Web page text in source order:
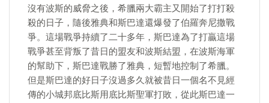
沒有波斯的威脅之後，希臘兩大霸主又開始了打打殺
殺的日子，隨後雅典和斯巴達還爆發了伯羅奔尼撒戰
爭。這場戰爭持續了二十多年，斯巴達為了打贏這場
戰爭甚至背叛了昔日的盟友和波斯結盟，在波斯海軍
的幫助下，斯巴達戰勝了雅典，短暫地控制了希臘。
但是斯巴達的好日子沒過多久就被昔日一個名不見經
傳的小城邦底比斯用底比斯聖軍打敗，從此斯巴達一